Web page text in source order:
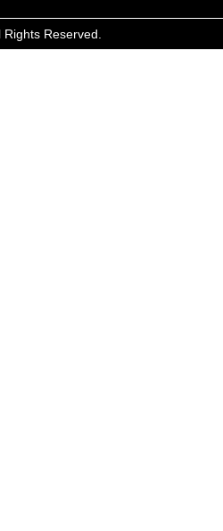
Reserved.